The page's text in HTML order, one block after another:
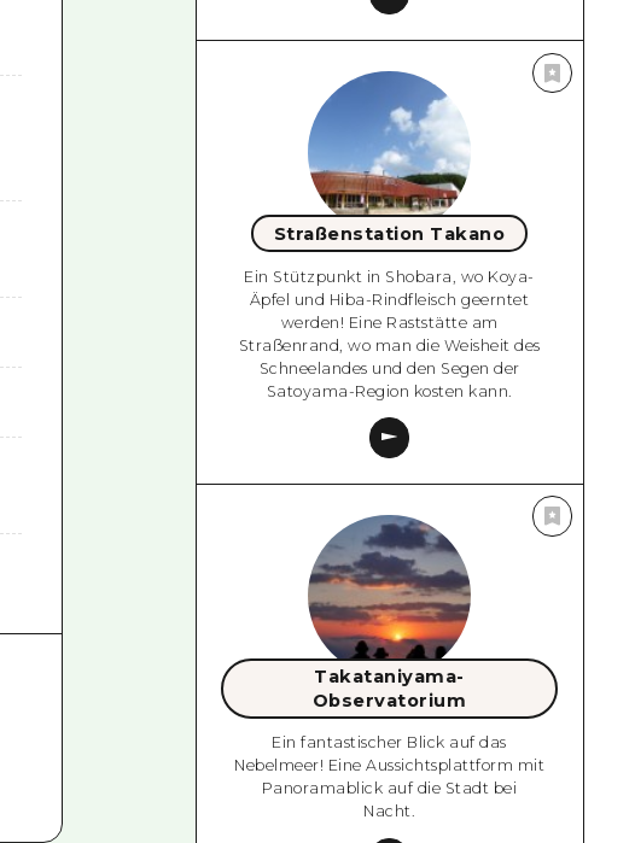
Straßenstation Takano
Ein Stützpunkt in Shobara, wo Koya-
Äpfel und Hiba-Rindfleisch geerntet
werden! Eine Raststätte am
Straßenrand, wo man die Weisheit des
Schneelandes und den Segen der
Satoyama-Region kosten kann.
Takataniyama-
Observatorium
Ein fantastischer Blick auf das
Nebelmeer! Eine Aussichtsplattform mit
Panoramablick auf die Stadt bei
Nacht.